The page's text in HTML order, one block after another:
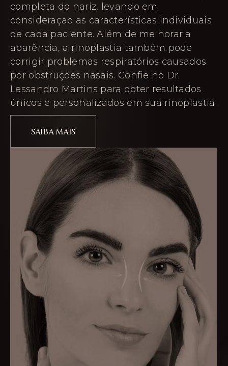
completa do nariz, levando em
consideração as características individuais
de cada paciente. Além de melhorar a
aparência, a rinoplastia também pode
corrigir problemas respiratórios causados
por obstruções nasais. Confie no Dr.
Lessandro Martins para obter resultados
únicos e personalizados em sua rinoplastia.
SAIBA MAIS